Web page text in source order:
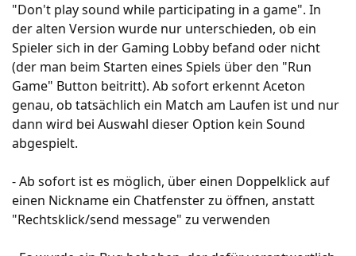
"Don't play sound while participating in a game". In
der alten Version wurde nur unterschieden, ob ein
Spieler sich in der Gaming Lobby befand oder nicht
(der man beim Starten eines Spiels über den "Run
Game" Button beitritt). Ab sofort erkennt Aceton
genau, ob tatsächlich ein Match am Laufen ist und nur
dann wird bei Auswahl dieser Option kein Sound
abgespielt.
- Ab sofort ist es möglich, über einen Doppelklick auf
einen Nickname ein Chatfenster zu öffnen, anstatt
"Rechtsklick/send message" zu verwenden